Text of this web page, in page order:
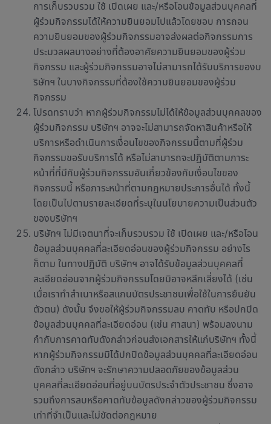
การเก็บรวบรวม ใช้ เปิดเผย และ/หรือโอนข้อมูลส่วนบุคคลที่
ผู้ร่วมกิจกรรมได้ให้ความยินยอมไปแล้วโดยชอบ การถอน
ความยินยอมของผู้ร่วมกิจกรรมอาจส่งผลต่อกิจกรรมการ
ประมวลผลบางอย่างที่ต้องอาศัยความยินยอมของผู้ร่วม
กิจกรรม และผู้ร่วมกิจกรรมอาจไม่สามารถได้รับบริการของบ
ริษัทฯ ในบางกิจกรรมที่ต้องใช้ความยินยอมของผู้ร่วม
กิจกรรม
โปรดทราบว่า หากผู้ร่วมกิจกรรมไม่ได้ให้ข้อมูลส่วนบุคคลของ
ผู้ร่วมกิจกรรม บริษัทฯ อาจจะไม่สามารถจัดหาสินค้าหรือให้
บริการหรือดำเนินการเงื่อนไขของกิจกรรมนี้ตามที่ผู้ร่วม
กิจกรรมขอรับบริการได้ หรือไม่สามารถจะปฏิบัติตามภาระ
หน้าที่ที่มีกับผู้ร่วมกิจกรรมอันเกี่ยวข้องกับเงื่อนไขของ
กิจกรรมนี้ หรือภาระหน้าที่ตามกฎหมายประการอื่นได้ ทั้งนี้
โดยเป็นไปตามรายละเอียดที่ระบุในนโยบายความเป็นส่วนตัว
ของบริษัทฯ
บริษัทฯ ไม่มีเจตนาที่จะเก็บรวบรวม ใช้ เปิดเผย และ/หรือโอน
ข้อมูลส่วนบุคคลที่ละเอียดอ่อนของผู้ร่วมกิจกรรม อย่างไร
ก็ตาม ในทางปฏิบัติ บริษัทฯ อาจได้รับข้อมูลส่วนบุคคลที่
ละเอียดอ่อนจากผู้ร่วมกิจกรรมโดยมิอาจหลีกเลี่ยงได้ (เช่น
เมื่อเราทำสำเนาหรือสแกนบัตรประชาชนเพื่อใช้ในการยืนยัน
ตัวตน) ดังนั้น จึงขอให้ผู้ร่วมกิจกรรมลบ คาดทับ หรือปกปิด
ข้อมูลส่วนบุคคลที่ละเอียดอ่อน (เช่น ศาสนา) พร้อมลงนาม
กำกับการคาดทับดังกล่าวก่อนส่งเอกสารให้แก่บริษัทฯ ทั้งนี้
หากผู้ร่วมกิจกรรมมิได้ปกปิดข้อมูลส่วนบุคคลที่ละเอียดอ่อน
ดังกล่าว บริษัทฯ จะรักษาความปลอดภัยของข้อมูลส่วน
บุคคลที่ละเอียดอ่อนที่อยู่บนบัตรประจำตัวประชาชน ซึ่งอาจ
รวมถึงการลบหรือคาดทับข้อมูลดังกล่าวของผู้ร่วมกิจกรรม
เท่าที่จำเป็นและไม่ขัดต่อกฎหมาย